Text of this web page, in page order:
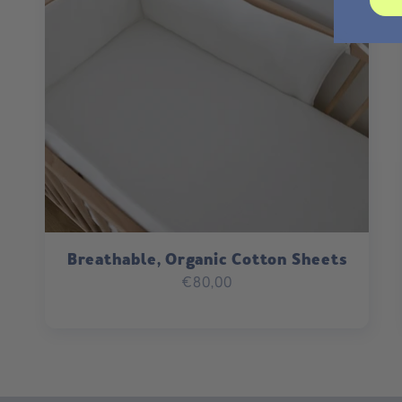
Breathable, Organic Cotton Sheets
Regular
€80,00